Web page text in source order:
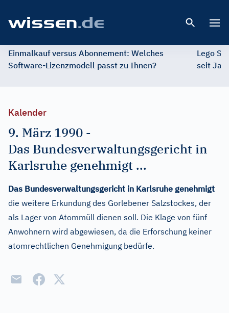
Einmalkauf versus Abonnement: Welches
Software-Lizenzmodell passt zu Ihnen?
Lego
seit
Kalender
9. März 1990 -
Das Bundesverwaltungsgericht in
Karlsruhe genehmigt ...
Das Bundesverwaltungsgericht in Karlsruhe genehmigt
die weitere Erkundung des Gorlebener Salzstockes, der
als Lager von Atommüll dienen soll. Die Klage von fünf
Anwohnern wird abgewiesen, da die Erforschung keiner
atomrechtlichen Genehmigung bedürfe.